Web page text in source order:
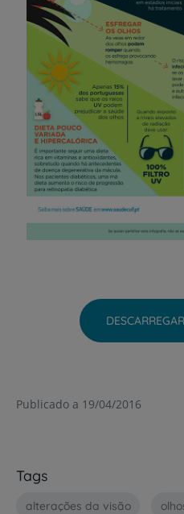
Publicado a 19/04/2016
Tags
alterações da visão